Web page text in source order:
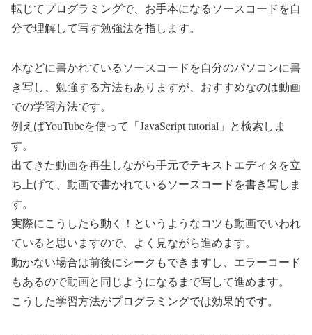
転じてプログラミングで、お手本になるソースコードを自
分で理解して写す勉強法を指します。
本などに書かれているソースコードを自分のパソコンに書
き写し、勉強する方法もありますが、おすすめなのは動画
での学習方法です。
例えばYouTubeを使って「JavaScript tutorial」と検索しま
す。
出てきた動画を再生しながら手元でテキストエディタを立
ち上げて、動画で書かれているソースコードを書き写しま
す。
実際にこうしたら動く！というようなコツも動画でいわれ
ていると思いますので、よく見ながら進めます。
動かない場合は前後にシークもできますし、エラーコード
もあるので動画と同じようになるまで写して進めます。
こうした学習方法がプログラミングでは効果的です。